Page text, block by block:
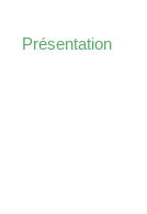
Présentation